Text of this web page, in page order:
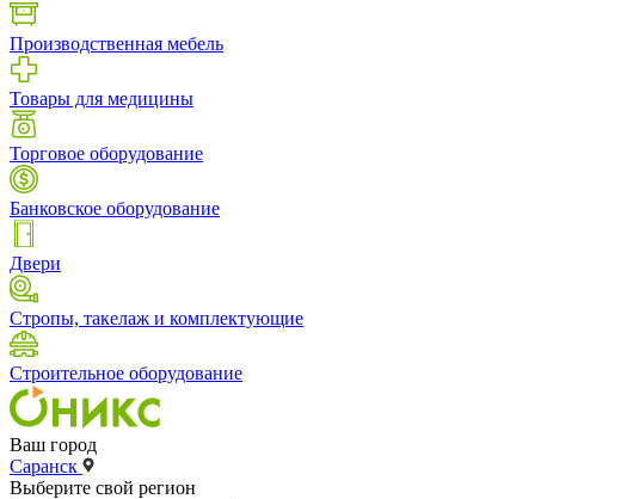
Производственная мебель
Товары для медицины
Торговое оборудование
Банковское оборудование
Двери
Стропы, такелаж и комплектующие
Строительное оборудование
Ваш город
Саранск
Выберите свой регион